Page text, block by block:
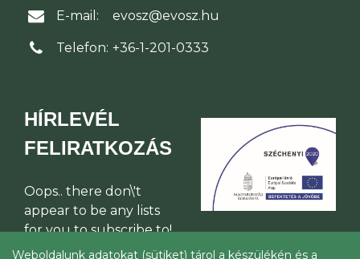
E-mail: evosz@evosz.hu
Telefon: +36-1-201-0333
HÍRLEVÉL
FELIRATKOZÁS
Oops.. there don\'t
appear to be any lists
for you to subscribe to!
Weboldalunk adatokat (sütiket) tárol a készülékén és a